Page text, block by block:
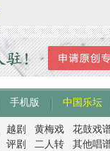
手机版 中国乐坛
越剧 黄梅戏
花鼓戏
评剧 二人转 其他唱